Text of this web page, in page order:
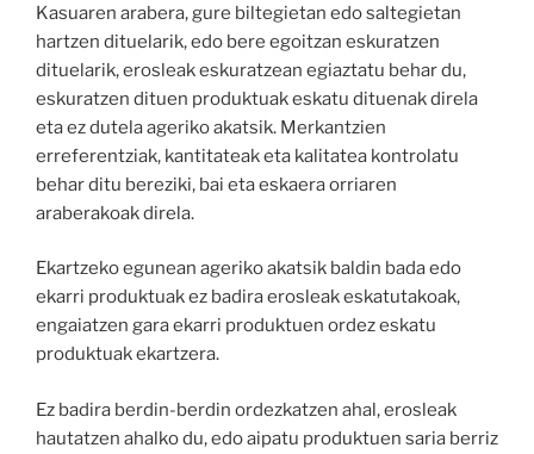
Kasuaren arabera, gure biltegietan edo saltegietan
hartzen dituelarik, edo bere egoitzan eskuratzen
dituelarik, erosleak eskuratzean egiaztatu behar du,
eskuratzen dituen produktuak eskatu dituenak direla
eta ez dutela ageriko akatsik. Merkantzien
erreferentziak, kantitateak eta kalitatea kontrolatu
behar ditu bereziki, bai eta eskaera orriaren
araberakoak direla.
Ekartzeko egunean ageriko akatsik baldin bada edo
ekarri produktuak ez badira erosleak eskatutakoak,
engaiatzen gara ekarri produktuen ordez eskatu
produktuak ekartzera.
Ez badira berdin-berdin ordezkatzen ahal, erosleak
hautatzen ahalko du, edo aipatu produktuen saria berriz